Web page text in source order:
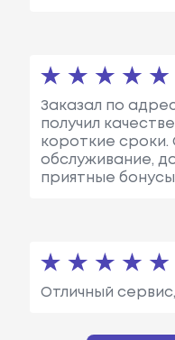
Заказал по
получил
короткие сроки.
обслуживание,
приятные
Отличный